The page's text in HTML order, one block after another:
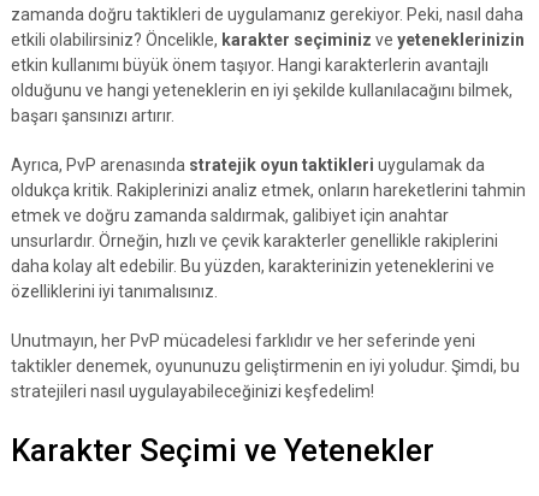
zamanda doğru taktikleri de uygulamanız gerekiyor. Peki, nasıl daha
etkili olabilirsiniz? Öncelikle, karakter seçiminiz ve yeteneklerinizin
etkin kullanımı büyük önem taşıyor. Hangi karakterlerin avantajlı
olduğunu ve hangi yeteneklerin en iyi şekilde kullanılacağını bilmek,
başarı şansınızı artırır.
Ayrıca, PvP arenasında stratejik oyun taktikleri uygulamak da
oldukça kritik. Rakiplerinizi analiz etmek, onların hareketlerini tahmin
etmek ve doğru zamanda saldırmak, galibiyet için anahtar
unsurlardır. Örneğin, hızlı ve çevik karakterler genellikle rakiplerini
daha kolay alt edebilir. Bu yüzden, karakterinizin yeteneklerini ve
özelliklerini iyi tanımalısınız.
Unutmayın, her PvP mücadelesi farklıdır ve her seferinde yeni
taktikler denemek, oyununuzu geliştirmenin en iyi yoludur. Şimdi, bu
stratejileri nasıl uygulayabileceğinizi keşfedelim!
Karakter Seçimi ve Yetenekler